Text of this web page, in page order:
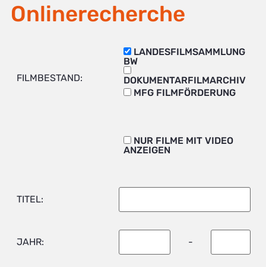
Onlinerecherche
FILMBESTAND:
LANDESFILMSAMMLUNG
BW
DOKUMENTARFILMARCHIV
MFG FILMFÖRDERUNG
NUR FILME MIT VIDEO
ANZEIGEN
TITEL:
JAHR: -